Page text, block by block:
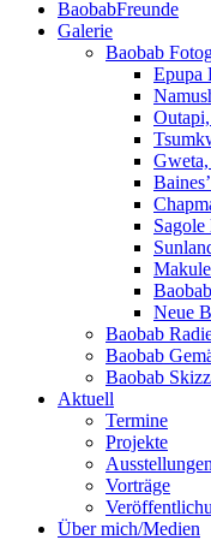
BaobabFreunde
Galerie
Baobab
Epupa
Neue
Baobab
Baobab
Baobab
Aktuell
Termine
Projekte
Ausstellungen
Vorträge
Über mich/Medien